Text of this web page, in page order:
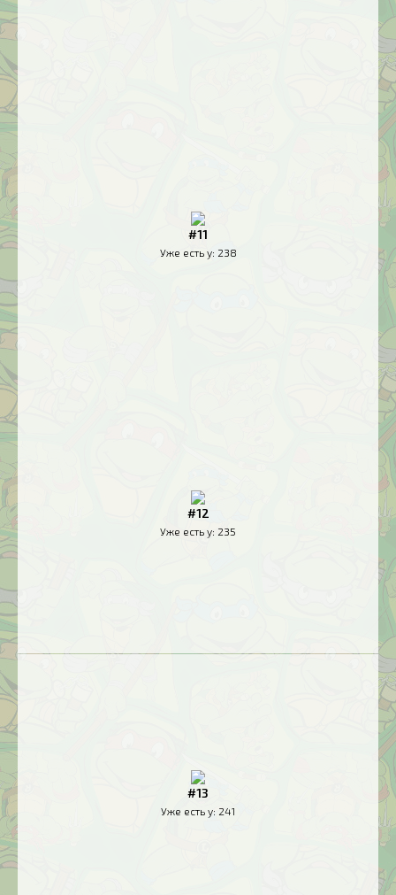
#11
Уже есть у: 238
#12
Уже есть у: 235
#13
Уже есть у: 241